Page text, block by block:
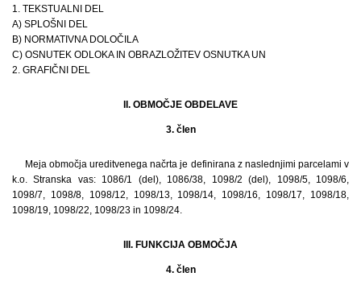
1. TEKSTUALNI DEL
A) SPLOŠNI DEL
B) NORMATIVNA DOLOČILA
C) OSNUTEK ODLOKA IN OBRAZLOŽITEV OSNUTKA UN
2. GRAFIČNI DEL
II. OBMOČJE OBDELAVE
3. člen
Meja območja ureditvenega načrta je definirana z naslednjimi parcelami v
k.o. Stranska vas: 1086/1 (del), 1086/38, 1098/2 (del), 1098/5, 1098/6,
1098/7, 1098/8, 1098/12, 1098/13, 1098/14, 1098/16, 1098/17, 1098/18,
1098/19, 1098/22, 1098/23 in 1098/24.
III. FUNKCIJA OBMOČJA
4. člen